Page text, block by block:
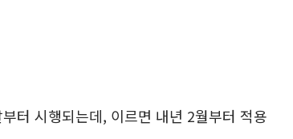
터 시행되는데, 이르면 내년 2월부터 적용